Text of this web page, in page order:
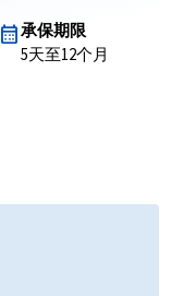
calendar_month承保期限
5天至12个月